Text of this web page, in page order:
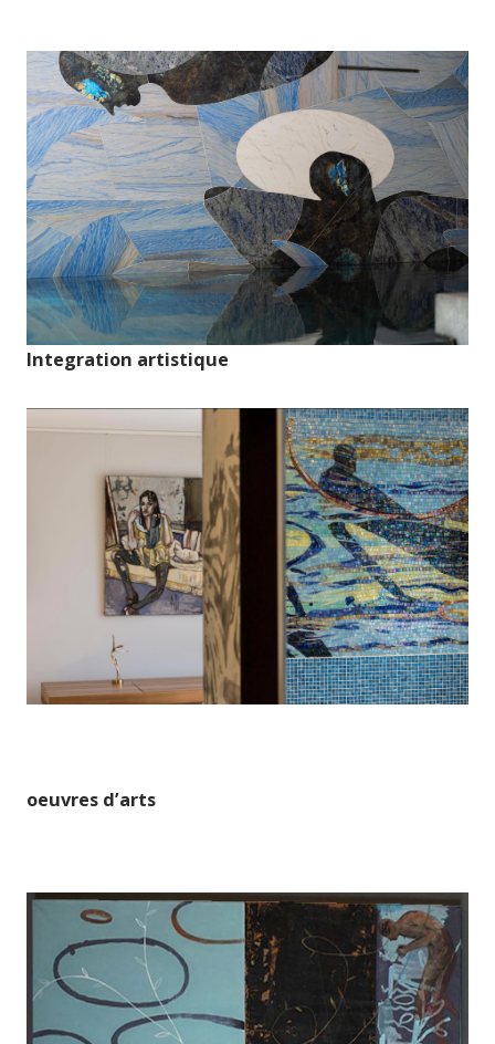
Integration artistique
oeuvres d’arts